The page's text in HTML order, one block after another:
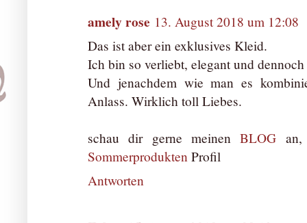
amely rose 13. August 2018 um 12:08
Das ist aber ein exklusives Kleid.
Ich bin so verliebt, elegant und
Und jenachdem wie man es
Anlass. Wirklich toll Liebes.
schau dir gerne meinenBLOG
Sommerprodukten Profil
Antworten